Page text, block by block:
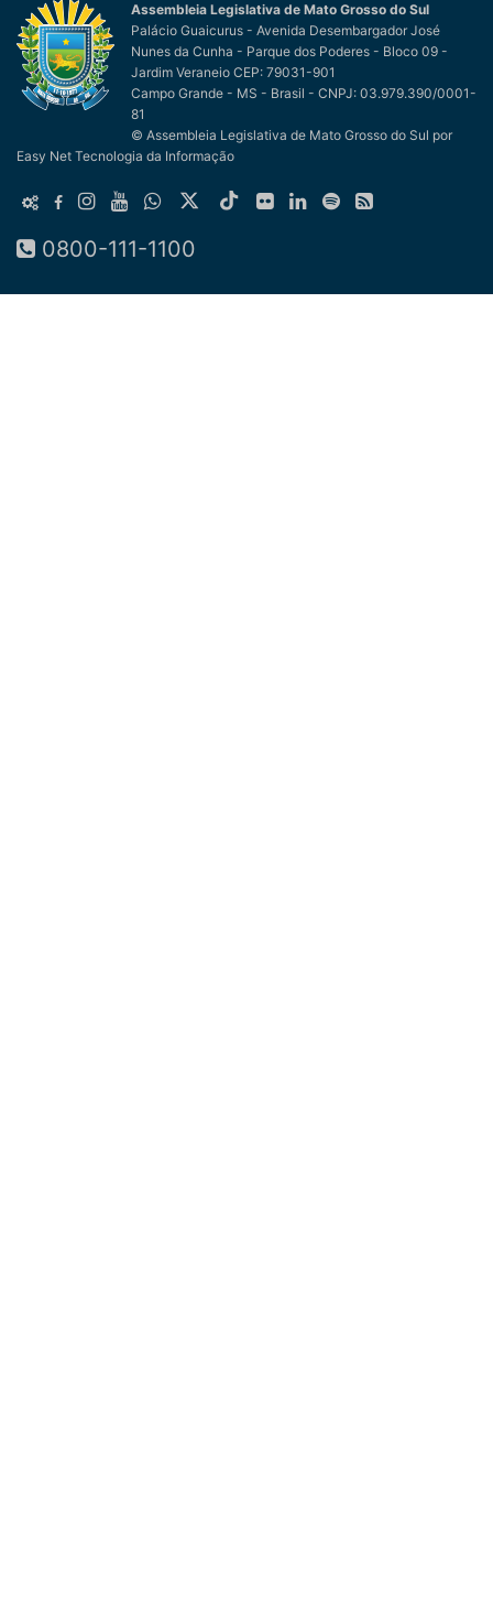
Assembleia Legislativa de Mato Grosso do Sul
Palácio Guaicurus - Avenida Desembargador José
Nunes da Cunha - Parque dos Poderes - Bloco 09 -
Jardim Veraneio CEP: 79031-901
Campo Grande - MS - Brasil - CNPJ: 03.979.390/0001-
81
© Assembleia Legislativa de Mato Grosso do Sul por
Easy Net Tecnologia da Informação
0800-111-1100